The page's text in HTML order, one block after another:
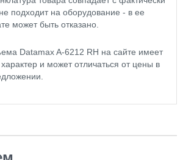
подходит на оборудование - в ее
может быть отказано.
Datamax A-6212 RH на сайте имеет
и может отличаться от цены в